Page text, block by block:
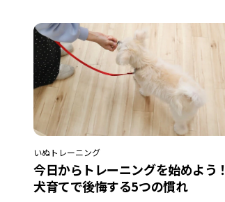
いぬトレーニング
今日からトレーニングを始めよう！
犬育てで後悔する5つの慣れ